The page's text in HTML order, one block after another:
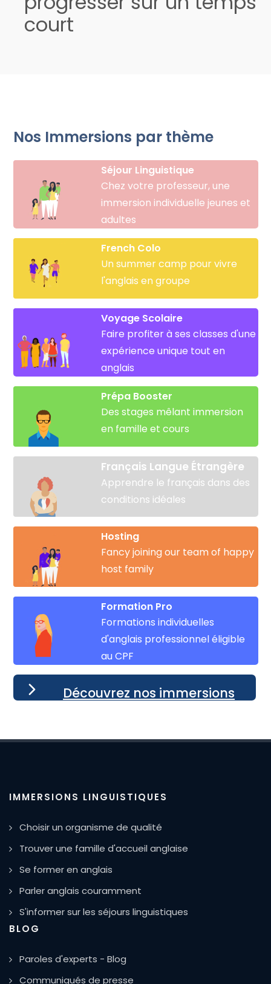
court
Nos Immersions par thème
Séjour Linguistique
Chez votre professeur, une
immersion individuelle jeunes et
adultes
French Colo
Un summer camp pour vivre
l'anglais en groupe
Voyage Scolaire
Faire profiter à ses classes d'une
expérience unique tout en
anglais
Prépa Booster
Des stages mêlant immersion
en famille et cours
Français Langue Étrangère
Apprendre le français dans des
conditions idéales
Hosting
Fancy joining our team of happy
host family
Formation Pro
Formations individuelles
d'anglais professionnel éligible
au CPF
Découvrez nos immersions
IMMERSIONS LINGUISTIQUES
Choisir un organisme de qualité
Trouver une famille d'accueil anglaise
Se former en anglais
Parler anglais couramment
S'informer sur les séjours linguistiques
BLOG
Paroles d'experts - Blog
Communiqués de presse